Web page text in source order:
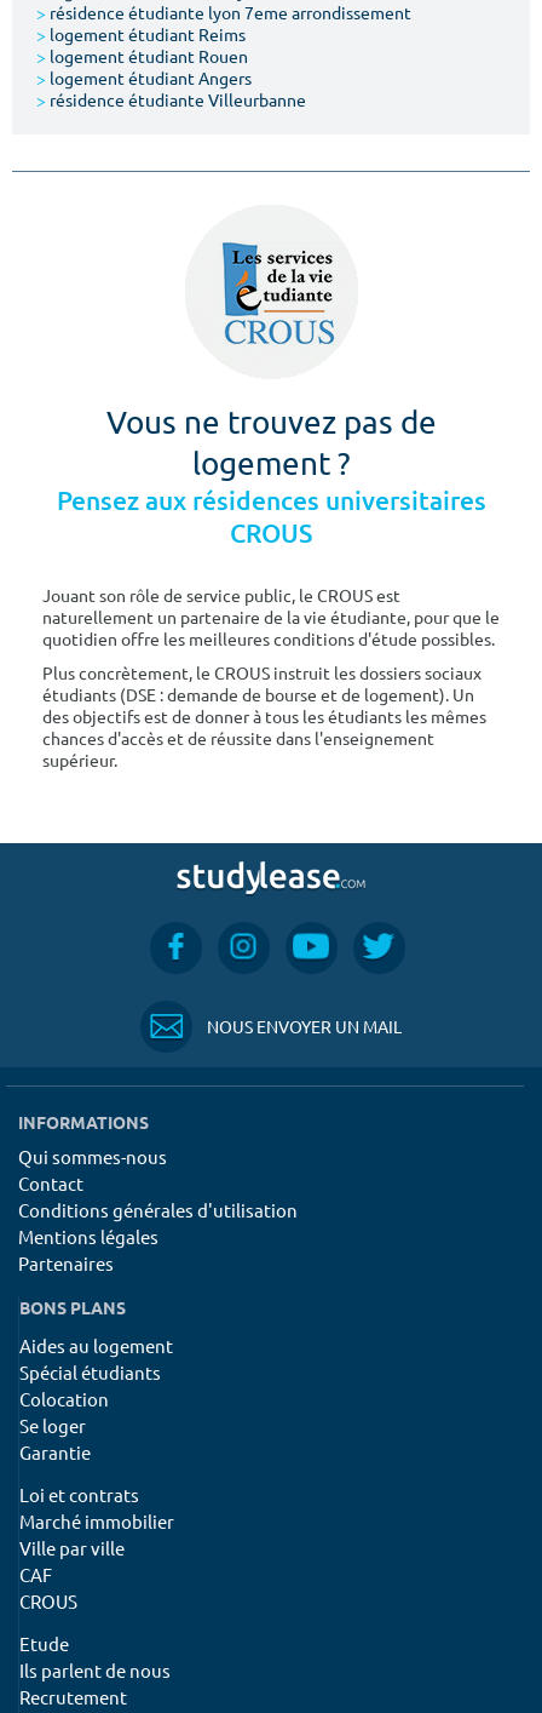
> résidence étudiante lyon 7eme arrondissement
> logement étudiant Reims
> logement étudiant Rouen
> logement étudiant Angers
> résidence étudiante Villeurbanne
Vous ne trouvez pas de
logement ?
Pensez aux résidences universitaires
CROUS
Jouant son rôle de service public, le CROUS est
naturellement un partenaire de la vie étudiante, pour que le
quotidien offre les meilleures conditions d'étude possibles.
Plus concrètement, le CROUS instruit les dossiers sociaux
étudiants (DSE : demande de bourse et de logement). Un
des objectifs est de donner à tous les étudiants les mêmes
chances d'accès et de réussite dans l'enseignement
supérieur.
NOUS ENVOYER UN MAIL
INFORMATIONS
Qui sommes-nous
Contact
Conditions générales d'utilisation
Mentions légales
Partenaires
BONS PLANS
Aides au logement
Spécial étudiants
Colocation
Se loger
Garantie
Loi et contrats
Marché immobilier
Ville par ville
CAF
CROUS
Etude
Ils parlent de nous
Recrutement